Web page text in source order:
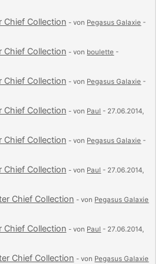
Chief Collection - von Pegasus Galaxie -
Chief Collection - von boulette -
Chief Collection - von Pegasus Galaxie -
Chief Collection - von Paul - 27.06.2014,
Chief Collection - von Pegasus Galaxie -
Chief Collection - von Paul - 27.06.2014,
Chief Collection - von Pegasus Galaxie
Chief Collection - von Paul - 27.06.2014,
Chief Collection - von Pegasus Galaxie